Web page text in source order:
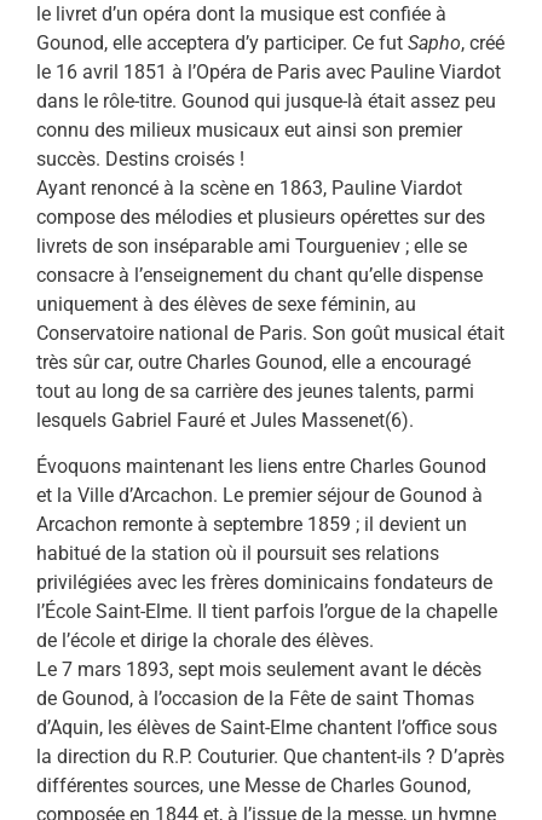
le livret d’un opéra dont la musique est confiée à
Gounod, elle acceptera d’y participer. Ce fut Sapho, créé
le 16 avril 1851 à l’Opéra de Paris avec Pauline Viardot
dans le rôle-titre. Gounod qui jusque-là était assez peu
connu des milieux musicaux eut ainsi son premier
succès. Destins croisés !
Ayant renoncé à la scène en 1863, Pauline Viardot
compose des mélodies et plusieurs opérettes sur des
livrets de son inséparable ami Tourgueniev ; elle se
consacre à l’enseignement du chant qu’elle dispense
uniquement à des élèves de sexe féminin, au
Conservatoire national de Paris. Son goût musical était
très sûr car, outre Charles Gounod, elle a encouragé
tout au long de sa carrière des jeunes talents, parmi
lesquels Gabriel Fauré et Jules Massenet(6).
Évoquons maintenant les liens entre Charles Gounod
et la Ville d’Arcachon. Le premier séjour de Gounod à
Arcachon remonte à septembre 1859 ; il devient un
habitué de la station où il poursuit ses relations
privilégiées avec les frères dominicains fondateurs de
l’École Saint-Elme. Il tient parfois l’orgue de la chapelle
de l’école et dirige la chorale des élèves.
Le 7 mars 1893, sept mois seulement avant le décès
de Gounod, à l’occasion de la Fête de saint Thomas
d’Aquin, les élèves de Saint-Elme chantent l’office sous
la direction du R.P. Couturier. Que chantent-ils ? D’après
différentes sources, une Messe de Charles Gounod,
composée en 1844 et, à l’issue de la messe, un hymne